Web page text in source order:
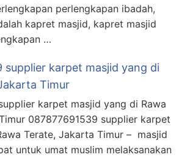
perlengkapan ibadah,
kapret masjid, kapret masjid
…
supplier karpet masjid yang di
Timur
karpet masjid yang di Rawa
087877691539 supplier karpet
Terate, Jakarta Timur – masjid
untuk umat muslim melaksanakan